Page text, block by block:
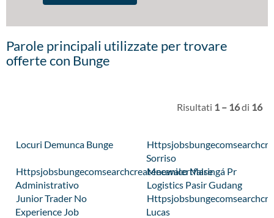
Parole principali utilizzate per trovare
offerte con Bunge
Risultati 1 – 16di 16
Locuri Demunca Bunge
Sorriso
Httpsjobsbungecomsearchcreatenewalertfalse
Administrativo
Mecanico Maringá Pr
Logistics Pasir Gudang
Junior Trader No
Experience Job
Lucas